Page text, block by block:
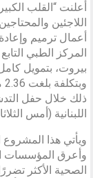
أعلنت “القلب
اللاجئين
أعمال ترميم
المركز الطبي
بيروت، بتمويل
ذلك خلال حفل
اللبنانية (أمس
ويأتي هذا
وأعرق المؤسسات